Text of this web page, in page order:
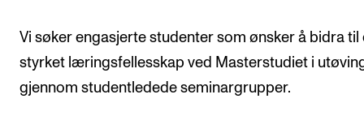
AKTUELT
Arrangementer
Vi søker engasjerte studenter som ønsker å bidra til
styrket læringsfellesskap ved Mas­ter­stu­di­et i
gjennom studentledede seminargrupper.